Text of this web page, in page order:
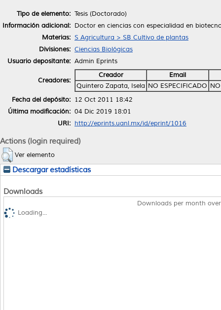
Tipo de elemento: Tesis (Doctorado)
Información adicional: Doctor en ciencias con especialidad en
Materias: S Agricultura > SB Cultivo de plantas
Divisiones: Ciencias Biológicas
Usuario depositante: Admin Eprints
Creadores:
Creador
Email
Quintero Zapata, Isela NO ESPECIFICADO
Fecha del depósito: 12 Oct 2011 18:42
Última modificación: 04 Dic 2019 18:01
URI: http://eprints.uanl.mx/id/eprint/1016
Actions (login required)
Ver elemento
Descargar estadísticas
Downloads
Downloads per month
Loading...